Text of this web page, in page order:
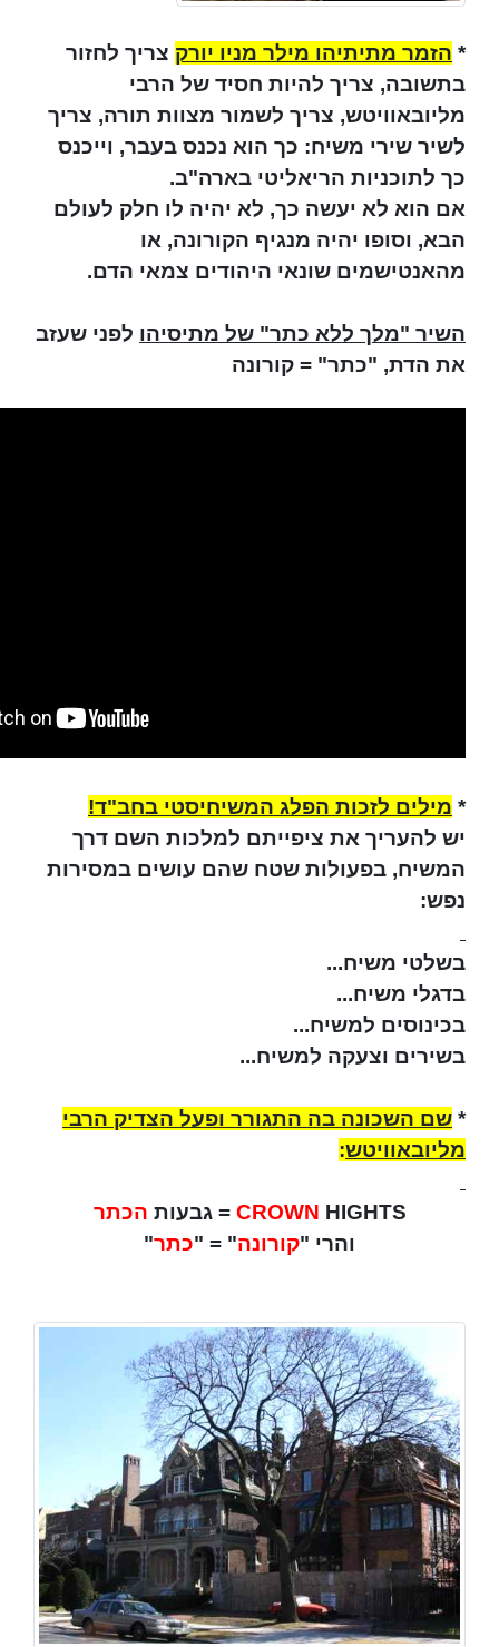
* הזמר מתיתיהו מילר מניו יורק צריך לחזור
בתשובה, צריך להיות חסיד של הרבי
מליובאוויטש, צריך לשמור מצוות תורה, צריך
לשיר שירי משיח: כך הוא נכנס בעבר, וייכנס
כך לתוכניות הריאליטי בארה"ב.
אם הוא לא יעשה כך, לא יהיה לו חלק לעולם
הבא, וסופו יהיה מנגיף הקורונה, או
מהאנטישמים שונאי היהודים צמאי הדם.
השיר "מלך ללא כתר" של מתיסיהו לפני שעזב
את הדת, "כתר" = קורונה
* מילים לזכות הפלג המשיחיסטי בחב"ד!
יש להעריך את ציפייתם למלכות השם דרך
המשיח, בפעולות שטח שהם עושים במסירות
נפש:
בשלטי משיח...
בדגלי משיח...
בכינוסים למשיח...
בשירים וצעקה למשיח...
* שם השכונה בה התגורר ופעל הצדיק הרבי
מליובאוויטש:
CROWN HIGHTS = גבעות הכתר
והרי "קורונה" = "כתר"